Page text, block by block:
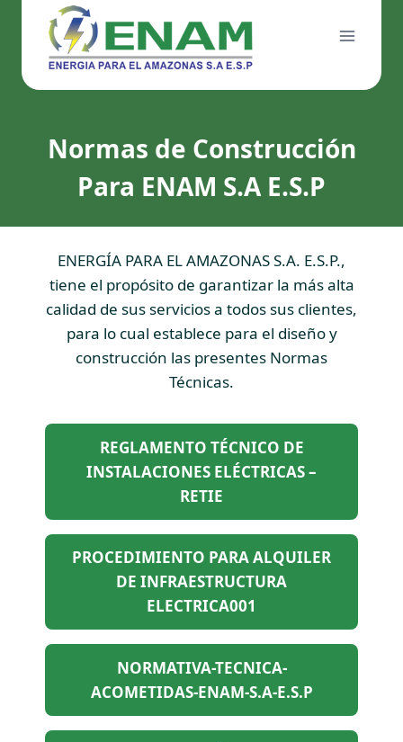
contenido
Normas de Construcción
Para ENAM S.A E.S.P
ENERGÍA PARA EL AMAZONAS S.A. E.S.P.,
tiene el propósito de garantizar la más alta
calidad de sus servicios a todos sus clientes,
para lo cual establece para el diseño y
construcción las presentes Normas
Técnicas.
REGLAMENTO TÉCNICO DE
INSTALACIONES ELÉCTRICAS –
RETIE
PROCEDIMIENTO PARA ALQUILER
DE INFRAESTRUCTURA
ELECTRICA001
NORMATIVA-TECNICA-
ACOMETIDAS-ENAM-S.A-E.S.P